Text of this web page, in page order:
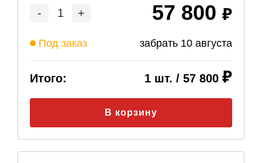
- 1 + 57 800
Под заказ забрать 10 августа
Итого: 1 шт. / 57 800
В корзину